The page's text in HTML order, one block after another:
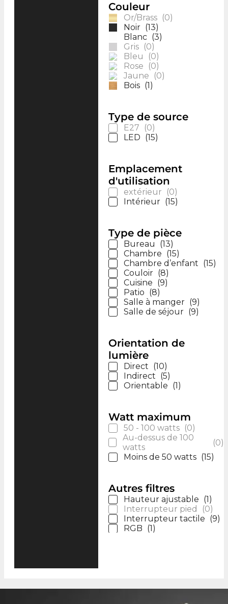
Couleur
Or/Brass (0)
Noir (13)
Blanc (3)
Gris (0)
Bleu
(0)
Rose
(0)
Jaune
(0)
Bois (1)
Type de source
E27 (0)
LED (15)
Emplacement
d'utilisation
extérieur (0)
Intérieur (15)
Type de pièce
Bureau (13)
Chambre (15)
Chambre d’enfant (15)
Couloir (8)
Cuisine (9)
Patio (8)
Salle à manger (9)
Salle de séjour (9)
Orientation de
lumière
Direct (10)
Indirect (5)
Orientable (1)
Watt maximum
50 - 100 watts (0)
Au-dessus de 100
watts
(0)
Moins de 50 watts (15)
Autres filtres
Hauteur ajustable (1)
Interrupteur pied
(0)
Interrupteur tactile (9)
RGB (1)